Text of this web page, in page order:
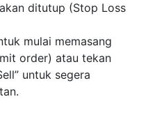
ditutup (Stop Loss
mulai memasang
order) atau tekan
untuk segera